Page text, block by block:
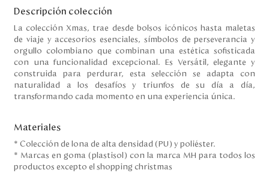
Servicio al cliente
Nuestras Tiendas
Colombia
Panamá
USA
Venezuela
Descripción colección
La colección Xmas, trae desde bolsos icónicos hasta maletas
de viaje y accesorios esenciales, símbolos de perseverancia y
orgullo colombiano que combinan una estética sofisticada
con una funcionalidad excepcional. Es Versátil, elegante y
construida para perdurar, esta selección se adapta con
naturalidad a los desafíos y triunfos de su día a día,
transformando cada momento en una experiencia única.
Materiales
* Colección de lona de alta densidad (PU) y poliéster.
* Marcas en goma (plastisol) con la marca MH para todos los
productos excepto el shopping christmas